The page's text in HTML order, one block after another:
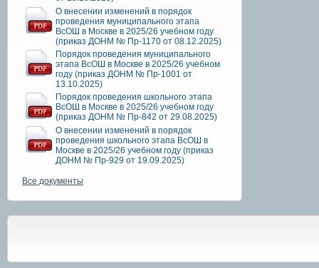
О внесении изменений в порядок
проведения муниципального этапа
ВсОШ в Москве в 2025/26 учебном году
(приказ ДОНМ № Пр-1170 от 08.12.2025)
Порядок проведения муниципального
этапа ВсОШ в Москве в 2025/26 учебном
году (приказ ДОНМ № Пр-1001 от
13.10.2025)
Порядок проведения школьного этапа
ВсОШ в Москве в 2025/26 учебном году
(приказ ДОНМ № Пр-842 от 29.08.2025)
О внесении изменений в порядок
проведения школьного этапа ВсОШ в
Москве в 2025/26 учебном году (приказ
ДОНМ № Пр-929 от 19.09.2025)
Все документы